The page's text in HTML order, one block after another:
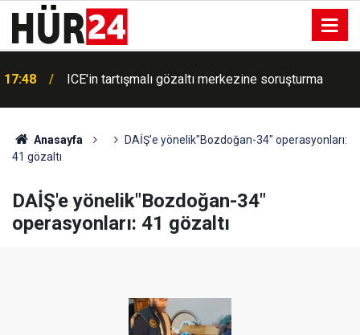
17:48 ICE'in tartışmalı gözaltı merkezine soruşturma
Anasayfa
DAİŞ'e yönelik"Bozdoğan-34" operasyonları:
41 gözaltı
DAİŞ'e yönelik"Bozdoğan-34"
operasyonları: 41 gözaltı